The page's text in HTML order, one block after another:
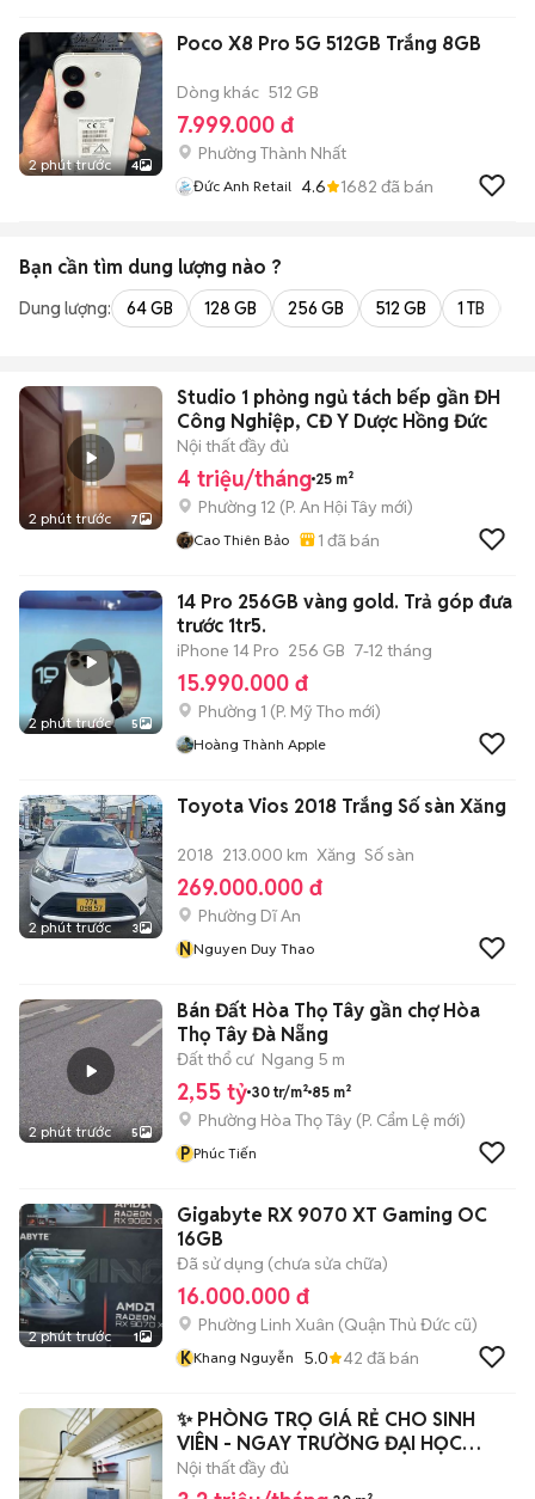
2 phút trước 4
Poco X8 Pro 5G 512GB Trắng 8GB
Dòng khác 512 GB
7.999.000 đ
Phường Thành Nhất
Đức Anh Retail 4.6 1682 đã bán
Bạn cần tìm dung lượng nào ?
Dung lượng: 64 GB 128 GB 256 GB 512 GB 1 TB
2 phút trước 7
Studio 1 phỏng ngủ tách bếp gần ĐH
Công Nghiệp, CĐ Y Dược Hồng Đức
Nội thất đầy đủ
4 triệu/tháng 25 m²
Phường 12 (P. An Hội Tây mới)
Cao Thiên Bảo 1 đã bán
2 phút trước 5
14 Pro 256GB vàng gold. Trả góp đưa
trước 1tr5.
iPhone 14 Pro 256 GB 7-12 tháng
15.990.000 đ
Phường 1 (P. Mỹ Tho mới)
Hoàng Thành Apple
2 phút trước 3
Toyota Vios 2018 Trắng Số sàn Xăng
2018 213.000 km Xăng Số sàn
269.000.000 đ
Phường Dĩ An
NNguyen Duy Thao
2 phút trước 5
Bán Đất Hòa Thọ Tây gần chợ Hòa
Thọ Tây Đà Nẵng
Đất thổ cư Ngang 5 m
2,55 tỷ 30 tr/m² 85 m²
Phường Hòa Thọ Tây (P. Cẩm Lệ mới)
P Phúc Tiến
2 phút trước 1
Gigabyte RX 9070 XT Gaming OC
16GB
Đã sử dụng (chưa sửa chữa)
16.000.000 đ
Phường Linh Xuân (Quận Thủ Đức cũ)
KKhang Nguyễn 5.0 42 đã bán
✨ PHÒNG TRỌ GIÁ RẺ CHO SINH
VIÊN - NGAY TRƯỜNG ĐẠI HỌC
HUFLIT
Nội thất đầy đủ